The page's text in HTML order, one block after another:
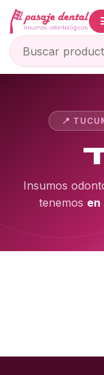
📍
Insumos
tenemos en